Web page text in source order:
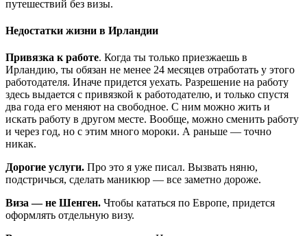
путешествий без визы.
Недостатки жизни в Ирландии
Привязка к работе. Когда ты только приезжаешь в
Ирландию, ты обязан не менее 24 месяцев отработать у этого
работодателя. Иначе придется уехать. Разрешение на работу
здесь выдается с привязкой к работодателю, и только спустя
два года его меняют на свободное. С ним можно жить и
искать работу в другом месте. Вообще, можно сменить работу
и через год, но с этим много мороки. А раньше — точно
никак.
Дорогие услуги. Про это я уже писал. Вызвать няню,
подстричься, сделать маникюр — все заметно дороже.
Виза — не Шенген. Чтобы кататься по Европе, придется
оформлять отдельную визу.